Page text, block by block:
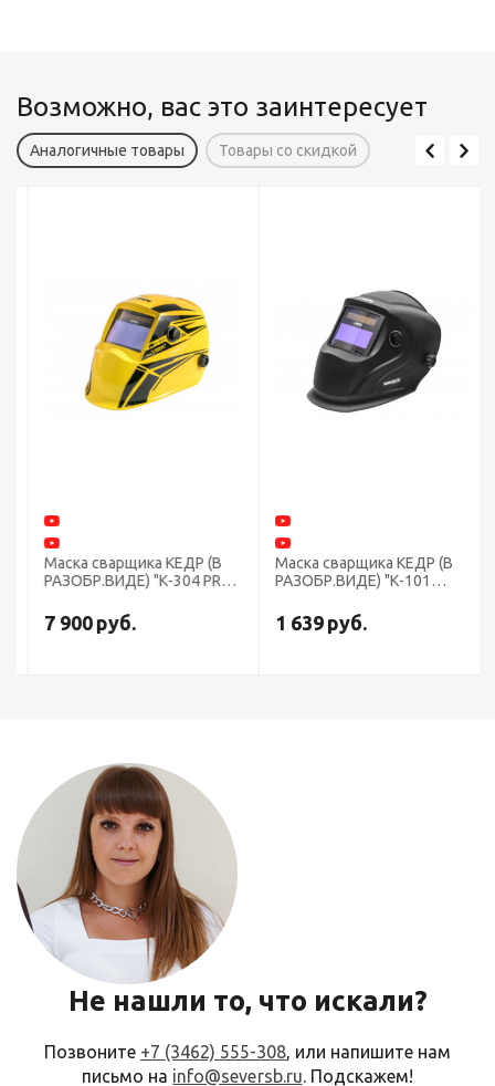
Возможно, вас это заинтересует
Аналогичные товары Товары со скидкой
Маска сварщика КЕДР (В
РАЗОБР.ВИДЕ) "К-304 PRO",
7 900руб.
Маска сварщика КЕДР (В
РАЗОБР.ВИДЕ) "К-101
1 639 руб.
Не нашли то, что искали?
Позвоните +7 (3462) 555-308, или напишите нам
письмо на info@seversb.ru. Подскажем!